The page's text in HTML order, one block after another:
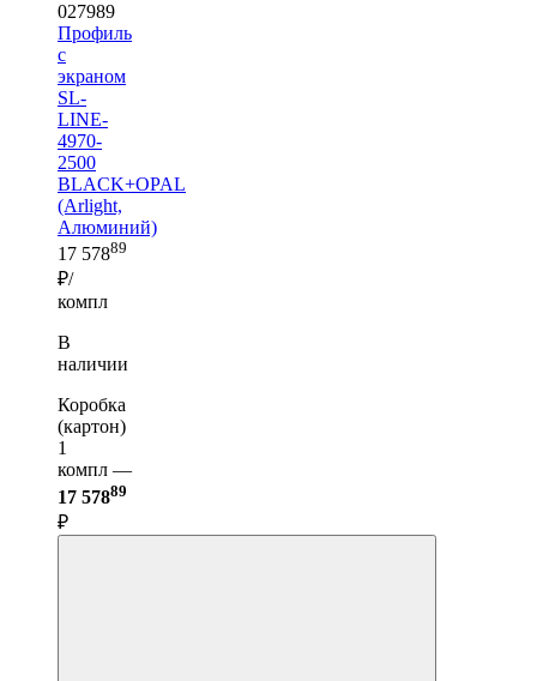
027989
Профиль
с
экраном
SL-
LINE-
4970-
2500
BLACK+OPAL
(Arlight,
Алюминий)
17 57889
₽/
компл
В
наличии
Коробка
(картон)
1
компл —
17 57889
₽